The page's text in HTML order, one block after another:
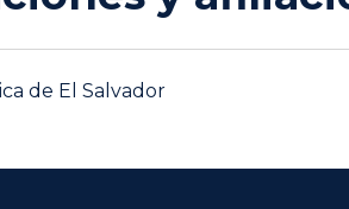
de El Salvador